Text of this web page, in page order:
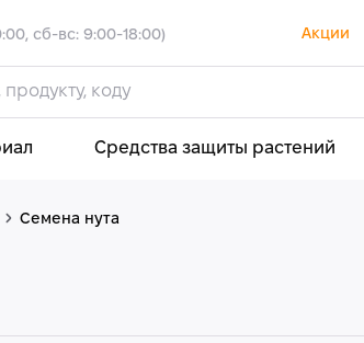
сб-вс: 9:00-18:00) Акции
Средства защиты растений
Семена нута